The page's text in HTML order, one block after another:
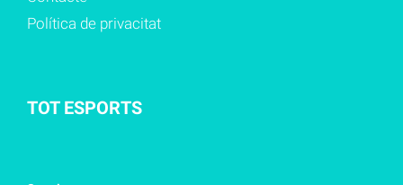
Política de privacitat
TOT ESPORTS